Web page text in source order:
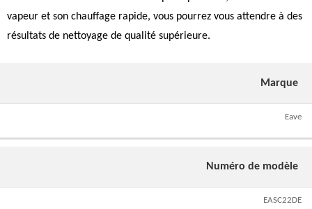
vapeur et son chauffage rapide, vous pourrez vous attendre à des
résultats de nettoyage de qualité supérieure.
Marque
Eave
Numéro de modèle
EASC22DE